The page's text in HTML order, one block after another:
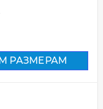
РАЗМЕРАМ